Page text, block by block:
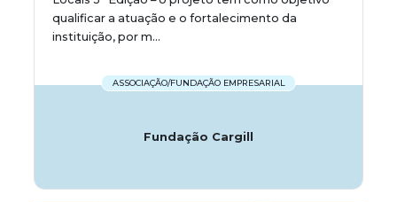
qualificar a atuação e o fortalecimento da
instituição, por m...
ASSOCIAÇÃO/FUNDAÇÃO EMPRESARIAL
Fundação Cargill